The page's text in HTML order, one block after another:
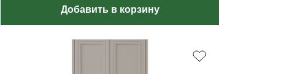
Добавить в корзину